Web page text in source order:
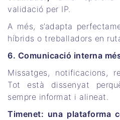
validació per IP.
A més, s’adapta
híbrids o treballadors en
6. Comunicació interna
Missatges, notificacions,
Tot està dissenyat
sempre informat i alineat.
Timenet: una plataforma